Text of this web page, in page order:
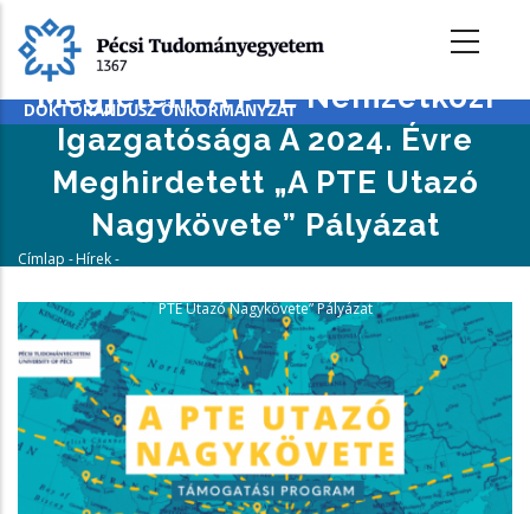
tartalomra
DOKTORANDUSZ ÖNKORMÁNYZAT
Megjelent A PTE Nemzetközi
Igazgatósága A 2024. Évre
Meghirdetett „A PTE Utazó
Nagykövete” Pályázat
Címlap -Hírek-
PTE Utazó Nagykövete” Pályázat